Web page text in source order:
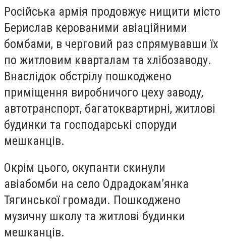
Російська армія продовжує нищити місто
Берислав керованими авіаційними
бомбами, в черговий раз спрямувавши їх
по житловим кварталам та хлібозаводу.
Внаслідок обстрілу пошкоджено
приміщення виробничого цеху заводу,
автотранспорт, багатоквартирні, житлові
будинки та господарські споруди
мешканців.
Окрім цього, окупанти скинули
авіабомби на село Одрадокамʼянка
Тягинської громади. Пошкоджено
музичну школу та житлові будинки
мешканців.